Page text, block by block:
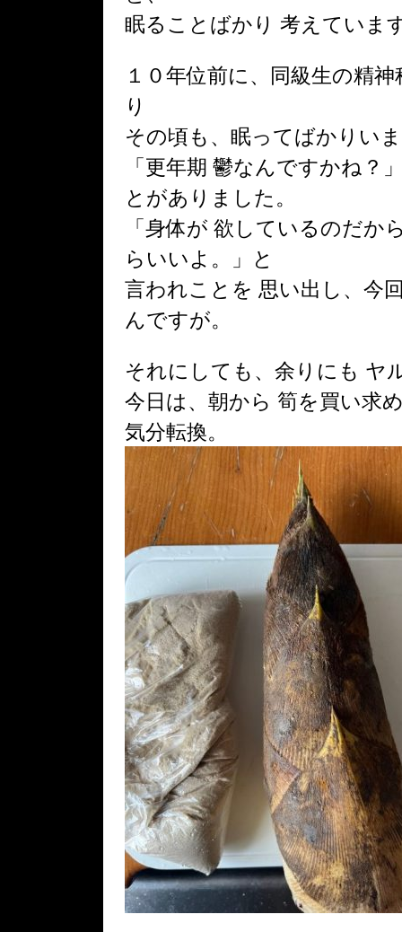
眠ることばかり 考えていま
１０年位前に、同級生の精
り
その頃も、眠ってばかりい
「更年期 鬱なんですかね？
とがありました。
「身体が 欲しているのだか
らいいよ。」と
言われことを 思い出し、今
んですが。
それにしても、余りにも ヤ
今日は、朝から 筍を買い求
気分転換。